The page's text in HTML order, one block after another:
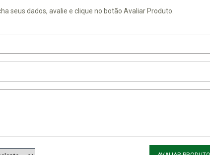
seus dados, avalie e clique no botão Avaliar Produto.